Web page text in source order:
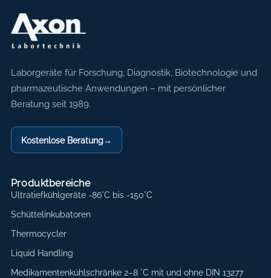
Axon Labortechnik
Laborgeräte für Forschung, Diagnostik, Biotechnologie und
pharmazeutische Anwendungen – mit persönlicher
Beratung seit 1989.
Kostenlose Beratung→
Produktbereiche
Ultratiefkühlgeräte -86°C bis -150°C
Schüttelinkubatoren
Thermocycler
Liquid Handling
Medikamentenkühlschränke 2–8 °C mit und ohne DIN 13277